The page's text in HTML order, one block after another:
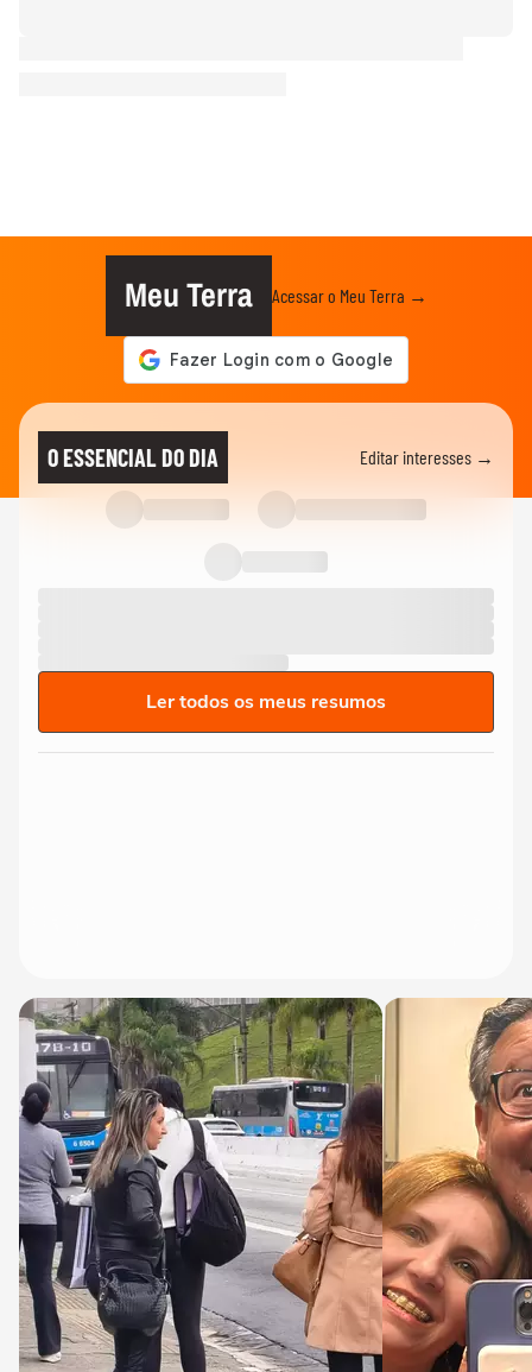
Meu Terra Acessar o Meu Terra →
O ESSENCIAL DO DIA Editar interesses →
Ler todos os meus resumos